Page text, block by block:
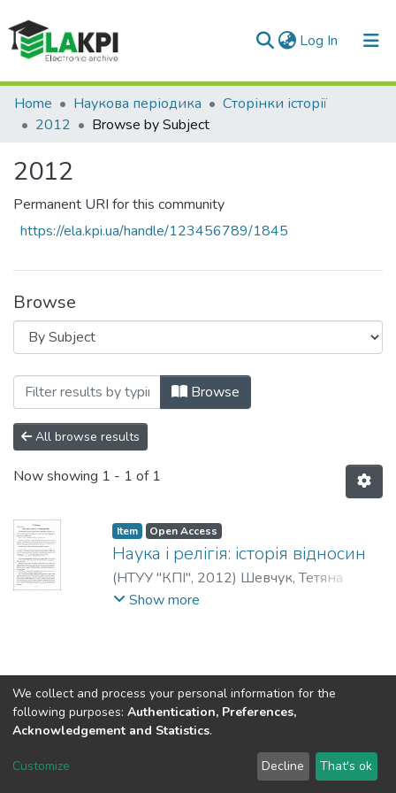
Log In (current)
Communities & Collections
All of DSpace
Home Наукова періодика
Сторінки історії
2012
Browse by Subject
2012
Permanent URI for this community
https://ela.kpi.ua/handle/123456789/1845
Browse
Browsing 2012 by Subject "215(091)"
Browse
All browse results
Now showing 1 - 1 of 1
Item Open Access
Наука і релігія: історія відносин
(НТУУ "КПІ", 2012) Шевчук, Тетяна
Вікторівна;Shevchuk, T.
Show more
DSpace software copyright © 2002-2026 LYRASIS
Send Feedback
We collect and process your personal information for the
following purposes: Authentication, Preferences,
Acknowledgement and Statistics.
Customize Decline That's ok